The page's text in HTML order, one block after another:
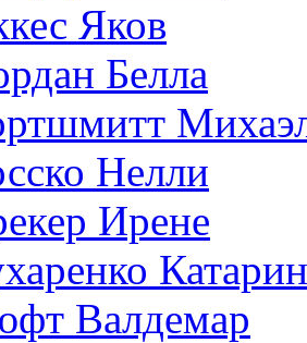
Яков
Белла
Нелли
Ирене
Валдемaр